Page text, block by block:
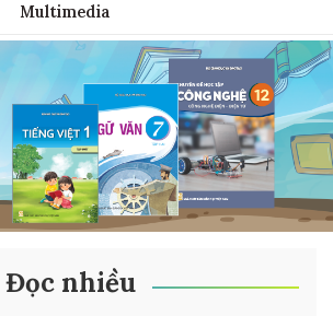
Multimedia
Đọc nhiều